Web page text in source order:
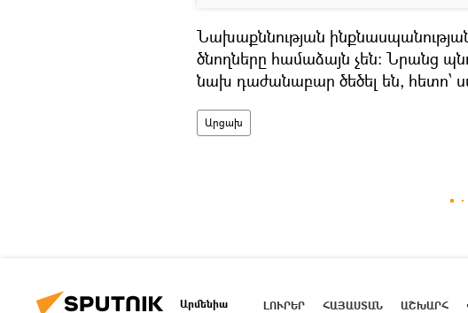
Նախաքննության
ծնողները համաձայն չեն: Նրանց
նախ դաժանաբար ծեծել են, հետո՝
Արցախ
Արմենիա ԼՈՒՐԵՐ ՀԱՅԱՍՏԱՆ ԱՇԽԱՐՀ